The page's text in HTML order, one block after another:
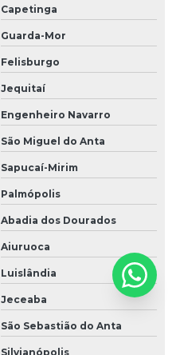
Capetinga
Guarda-Mor
Felisburgo
Jequitaí
Engenheiro Navarro
São Miguel do Anta
Sapucaí-Mirim
Palmópolis
Abadia dos Dourados
Aiuruoca
Luislândia
Jeceaba
São Sebastião do Anta
Silvianópolis